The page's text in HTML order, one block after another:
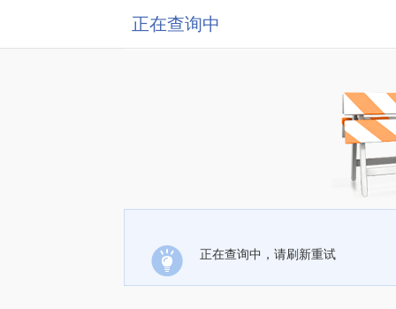
正在查询中
正在查询中，请刷新重试